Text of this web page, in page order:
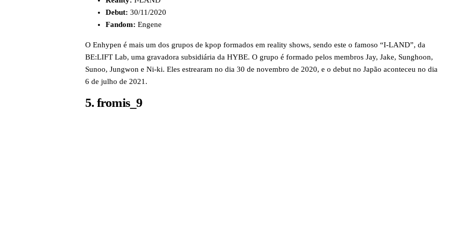
Debut: 30/11/2020
Fandom: Engene
O Enhypen é mais um dos grupos de kpop formados em reality shows, sendo este o famoso “I-LAND”, da
BE:LIFT Lab, uma gravadora subsidiária da HYBE. O grupo é formado pelos membros Jay, Jake, Sunghoon,
Sunoo, Jungwon e Ni-ki. Eles estrearam no dia 30 de novembro de 2020, e o debut no Japão aconteceu no dia
6 de julho de 2021.
5. fromis_9